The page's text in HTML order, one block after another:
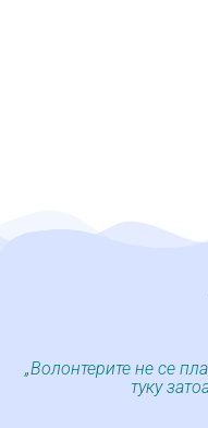
„Волонтерите не се
туку